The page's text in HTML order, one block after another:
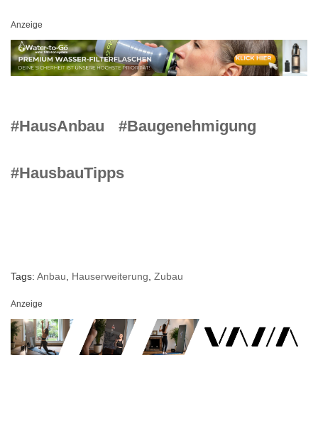
Anzeige
#HausAnbau #Baugenehmigung
#HausbauTipps
Tags: Anbau, Hauserweiterung, Zubau
Anzeige